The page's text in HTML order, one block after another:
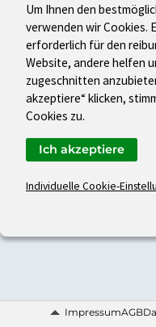
ImpressumAGB
Um Ihnen den
verwenden wir Cookies.
erforderlich für den
Website, andere helfen
zugeschnitten
akzeptiere“ klicken,
Cookies zu.
Individuelle Cookie-
Ich akzeptiere